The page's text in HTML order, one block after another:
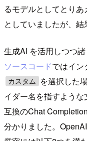
るモデルとしてとり
としていましたが、結
生成AI を活用しつつ
ソースコードではイン
カスタム
を選択した
イダー名を指すよう
互換のChat
分かりました。